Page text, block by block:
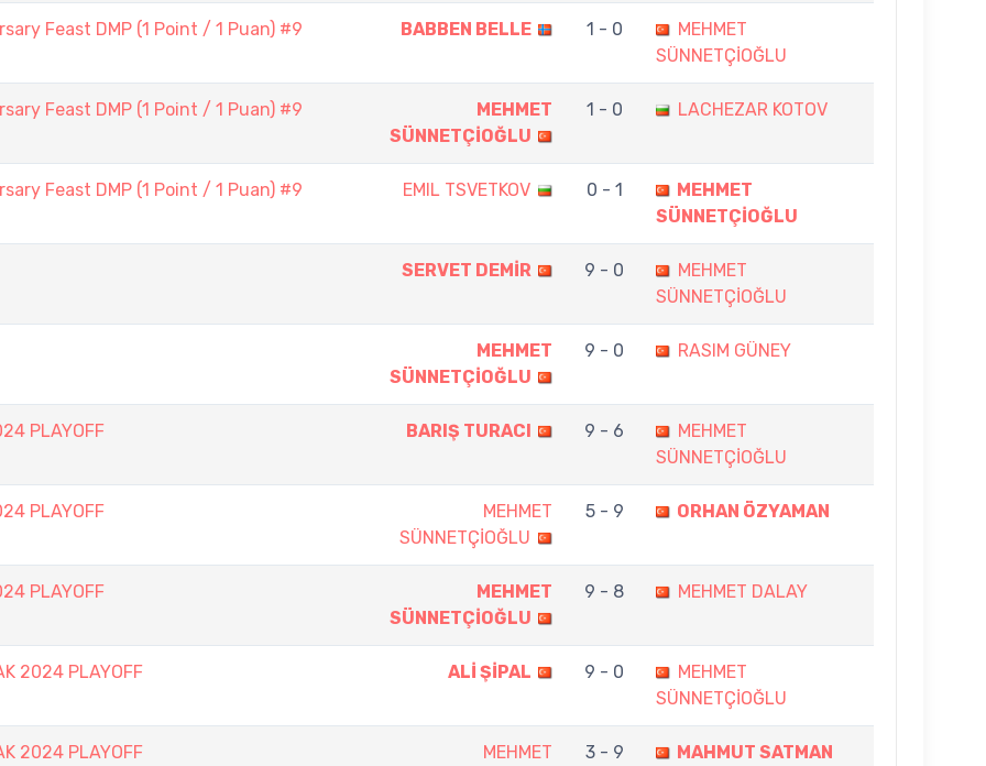
Feast DMP (1 Point / 1 Puan) #9 BABBEN BELLE 1 - 0
MEHMET
SÜNNETÇİOĞLU
Feast DMP (1 Point / 1 Puan) #9
MEHMET
SÜNNETÇİOĞLU
1 - 0 LACHEZAR KOTOV
Feast DMP (1 Point / 1 Puan) #9 EMIL TSVETKOV 0 - 1
MEHMET
SÜNNETÇİOĞLU
SERVET DEMİR 9 - 0
MEHMET
SÜNNETÇİOĞLU
MEHMET
SÜNNETÇİOĞLU
9 - 0 RASIM GÜNEY
PLAYOFF BARIŞ TURACI 9 - 6
MEHMET
SÜNNETÇİOĞLU
PLAYOFF
MEHMET
SÜNNETÇİOĞLU
5 - 9 ORHAN ÖZYAMAN
PLAYOFF
MEHMET
SÜNNETÇİOĞLU
9 - 8 MEHMET DALAY
2024 PLAYOFF ALİ ŞİPAL 9 - 0
MEHMET
SÜNNETÇİOĞLU
2024 PLAYOFF
MEHMET
3 - 9 MAHMUT SATMAN